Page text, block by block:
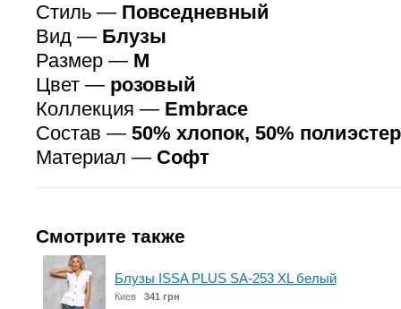
Стиль — Повседневный
Вид — Блузы
Размер — M
Цвет — розовый
Коллекция — Embrace
Состав — 50% хлопок, 50% полиэстер
Материал — Софт
Смотрите также
Блузы ISSA PLUS SA-253 XL белый
Киев 341 грн